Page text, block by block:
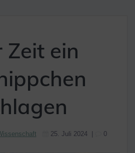
Zeit ein
25. Juli 2024| 0